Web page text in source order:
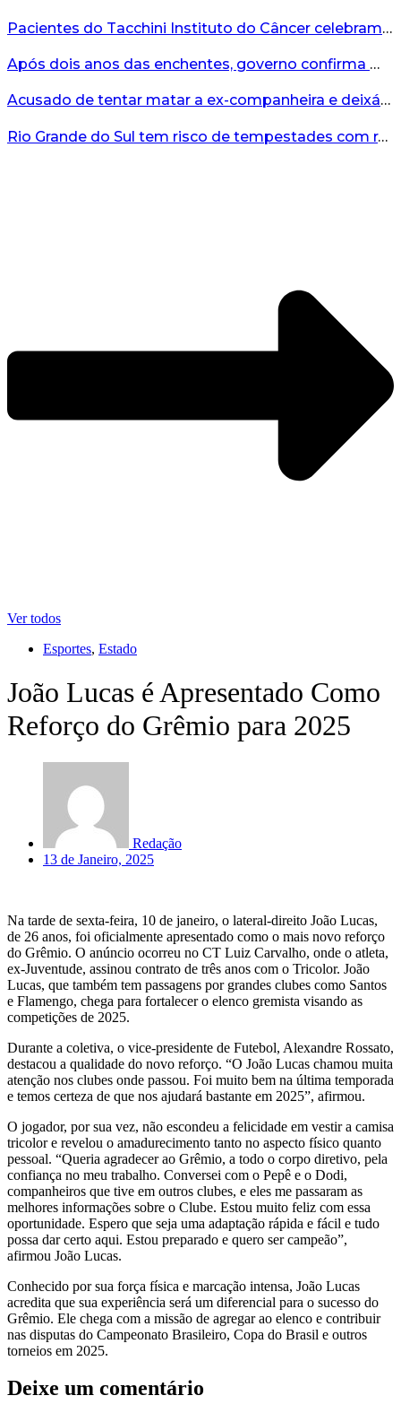
Pacientes do Tacchini Instituto do Câncer celebram Dia dos Pais com cuidado e relaxamento...
Após dois anos das enchentes, governo confirma mais de R$19 milhões para nova ponte no Vale do Taquari...
Acusado de tentar matar a ex-companheira e deixá-la paraplégica é condenado na Serra Gaúcha...
Rio Grande do Sul tem risco de tempestades com rajadas de ventos nos próximos dias...
Ver todos
Esportes, Estado
João Lucas é Apresentado Como
Reforço do Grêmio para 2025
Redação
13 de Janeiro, 2025
Na tarde de sexta-feira, 10 de janeiro, o lateral-direito João Lucas,
de 26 anos, foi oficialmente apresentado como o mais novo reforço
do Grêmio. O anúncio ocorreu no CT Luiz Carvalho, onde o atleta,
ex-Juventude, assinou contrato de três anos com o Tricolor. João
Lucas, que também tem passagens por grandes clubes como Santos
e Flamengo, chega para fortalecer o elenco gremista visando as
competições de 2025.
Durante a coletiva, o vice-presidente de Futebol, Alexandre Rossato,
destacou a qualidade do novo reforço. “O João Lucas chamou muita
atenção nos clubes onde passou. Foi muito bem na última temporada
e temos certeza de que nos ajudará bastante em 2025”, afirmou.
O jogador, por sua vez, não escondeu a felicidade em vestir a camisa
tricolor e revelou o amadurecimento tanto no aspecto físico quanto
pessoal. “Queria agradecer ao Grêmio, a todo o corpo diretivo, pela
confiança no meu trabalho. Conversei com o Pepê e o Dodi,
companheiros que tive em outros clubes, e eles me passaram as
melhores informações sobre o Clube. Estou muito feliz com essa
oportunidade. Espero que seja uma adaptação rápida e fácil e tudo
possa dar certo aqui. Estou preparado e quero ser campeão”,
afirmou João Lucas.
Conhecido por sua força física e marcação intensa, João Lucas
acredita que sua experiência será um diferencial para o sucesso do
Grêmio. Ele chega com a missão de agregar ao elenco e contribuir
nas disputas do Campeonato Brasileiro, Copa do Brasil e outros
torneios em 2025.
Deixe um comentário